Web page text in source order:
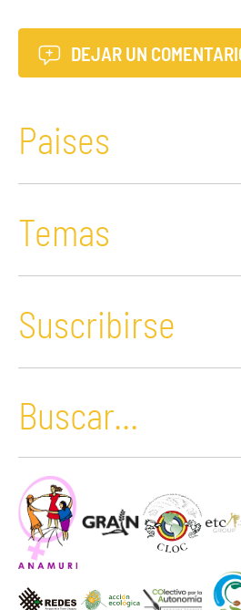
DEJAR UN
Paises
Temas
Suscribirse